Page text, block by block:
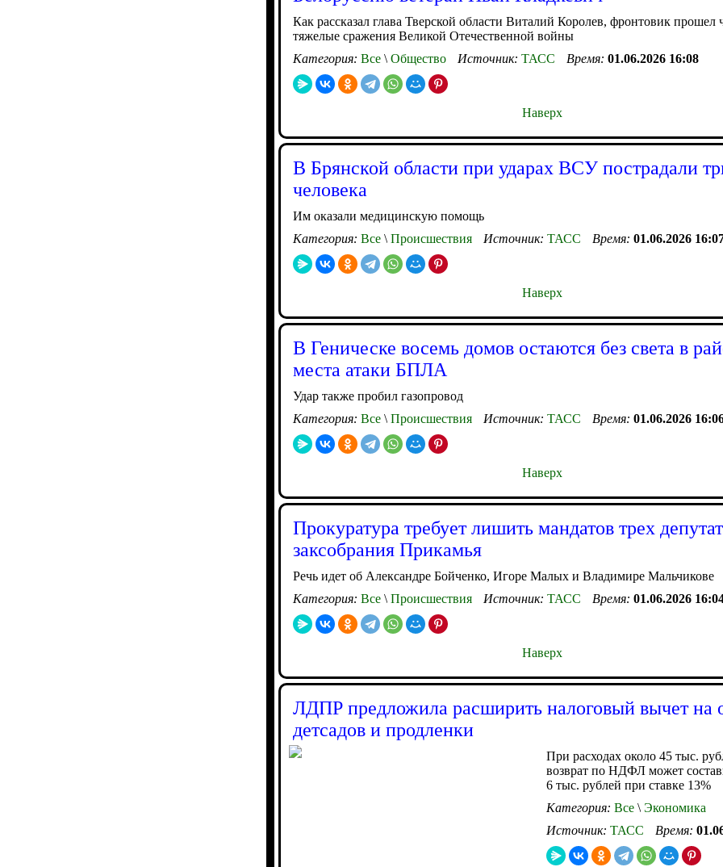
Как рассказал глава Тверской области Виталий Королев, фронтовик прошел
тяжелые сражения Великой Отечественной войны
Категория: Все \ Общество Источник: ТАСС Время: 01.06.2026 16:08
Наверх
В Брянской области при ударах ВСУ пострадали
человека
Им оказали медицинскую помощь
Категория: Все \ Происшествия Источник: ТАСС Время: 01.06.2026
Наверх
В Геническе восемь домов остаются без света в
места атаки БПЛА
Удар также пробил газопровод
Категория: Все \ Происшествия Источник: ТАСС Время: 01.06.2026
Наверх
Прокуратура требует лишить мандатов трех
заксобрания Прикамья
Речь идет об Александре Бойченко, Игоре Малых и Владимире Мальчикове
Категория: Все \ Происшествия Источник: ТАСС Время: 01.06.2026
Наверх
ЛДПР предложила расширить налоговый вычет на
детсадов и продленки
При расходах около 45 тыс.
возврат по НДФЛ может
6 тыс. рублей при ставке 13%
Категория: Все \ Экономика
Источник: ТАСС Время: